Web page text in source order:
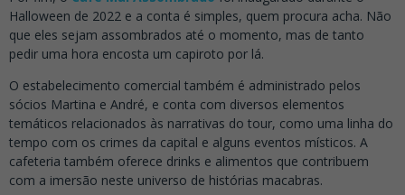
Halloween de 2022 e a conta é simples, quem procura acha. Não
que eles sejam assombrados até o momento, mas de tanto
pedir uma hora encosta um capiroto por lá.
O estabelecimento comercial também é administrado pelos
sócios Martina e André, e conta com diversos elementos
temáticos relacionados às narrativas do tour, como uma linha do
tempo com os crimes da capital e alguns eventos místicos. A
cafeteria também oferece drinks e alimentos que contribuem
com a imersão neste universo de histórias macabras.